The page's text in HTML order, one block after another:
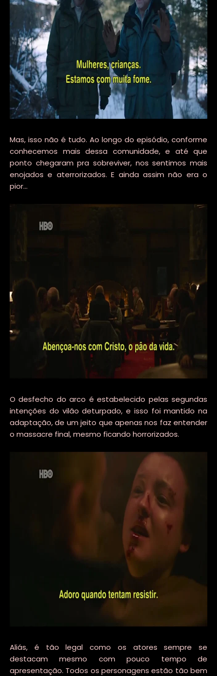
Mas, isso não é tudo. Ao longo do episódio, conforme
conhecemos mais dessa comunidade, e até que
ponto chegaram pra sobreviver, nos sentimos mais
enojados e aterrorizados. E ainda assim não era o
pior...
O desfecho do arco é estabelecido pelas segundas
intenções do vilão deturpado, e isso foi mantido na
adaptação, de um jeito que apenas nos faz entender
o massacre final, mesmo ficando horrorizados.
Aliás, é tão legal como os atores sempre se
destacam mesmo com pouco tempo de
apresentação. Todos os personagens estão tão bem